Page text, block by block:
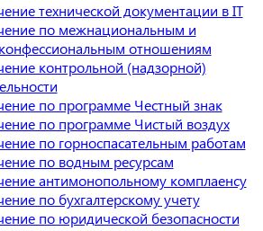
технической документации в IT
по межнациональным и
отношениям
контрольной (надзорной)
по программе Честный знак
по программе Чистый воздух
по горноспасательным работам
по водным ресурсам
антимонопольному комплаенсу
по бухгалтерскому учету
по юридической безопасности